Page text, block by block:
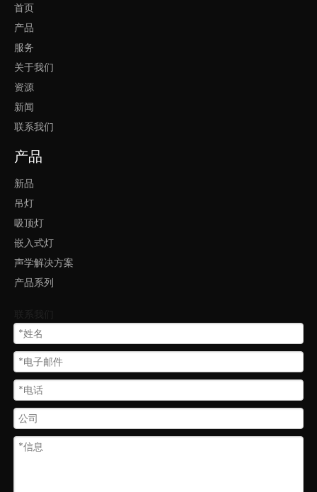
月亮灯led灯天花板吸顶装圆形灯LL0112M
圆环灯
首页
产品
服务
关于我们
资源
新闻
联系我们
产品
新品
吊灯
吸顶灯
嵌入式灯
声学解决方案
产品系列